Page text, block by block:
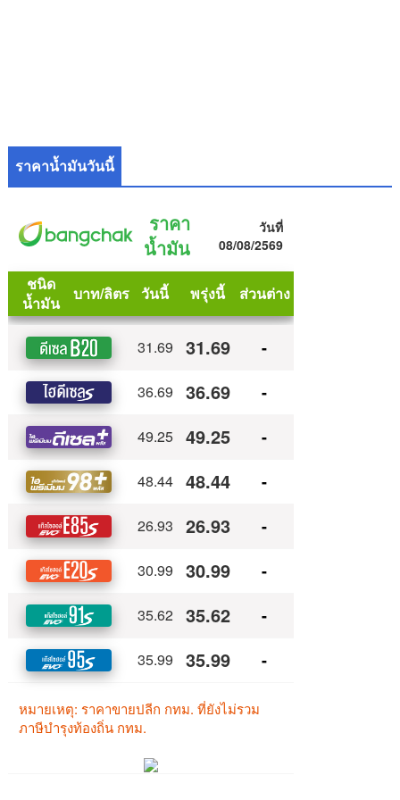
ราคาน้ำมันวันนี้